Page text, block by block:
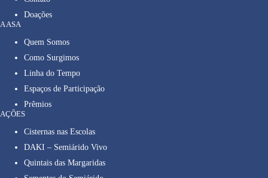
Doações
A ASA
Quem Somos
Como Surgimos
Linha do Tempo
Espaços de Participação
Prêmios
AÇÕES
Cisternas nas Escolas
DAKI – Semiárido Vivo
Quintais das Margaridas